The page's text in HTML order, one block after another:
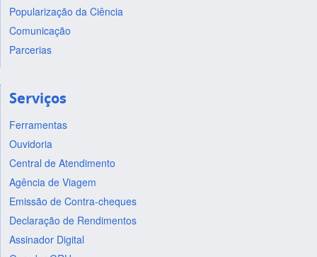
Popularização da Ciência
Comunicação
Parcerias
Serviços
Ferramentas
Ouvidoria
Central de Atendimento
Agência de Viagem
Emissão de Contra-cheques
Declaração de Rendimentos
Assinador Digital